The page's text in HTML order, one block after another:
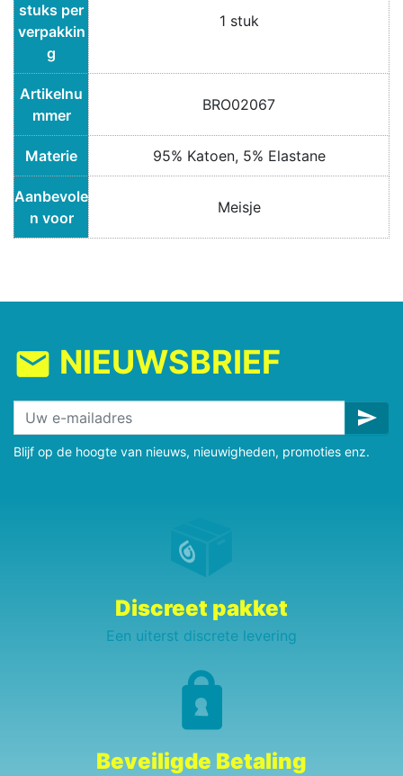
stuks per
verpakkin
g
1 stuk
Artikelnu
mmer
BRO02067
Materie 95% Katoen, 5% Elastane
Aanbevole
n voor
Meisje
mail NIEUWSBRIEF
send
Blijf op de hoogte van nieuws, nieuwigheden, promoties enz.
Discreet pakket
Een uiterst discrete levering
Beveiligde Betaling